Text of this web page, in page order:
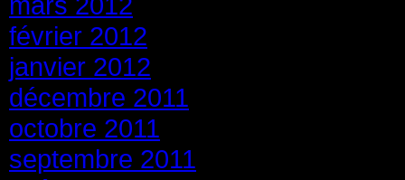
février 2012
janvier 2012
décembre 2011
octobre 2011
septembre 2011